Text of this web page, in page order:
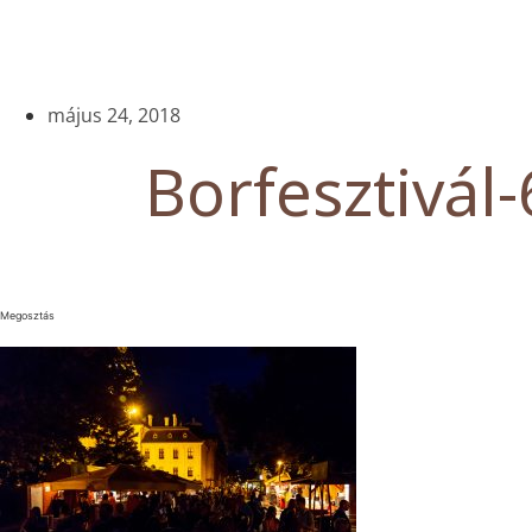
május 24, 2018
Megosztás